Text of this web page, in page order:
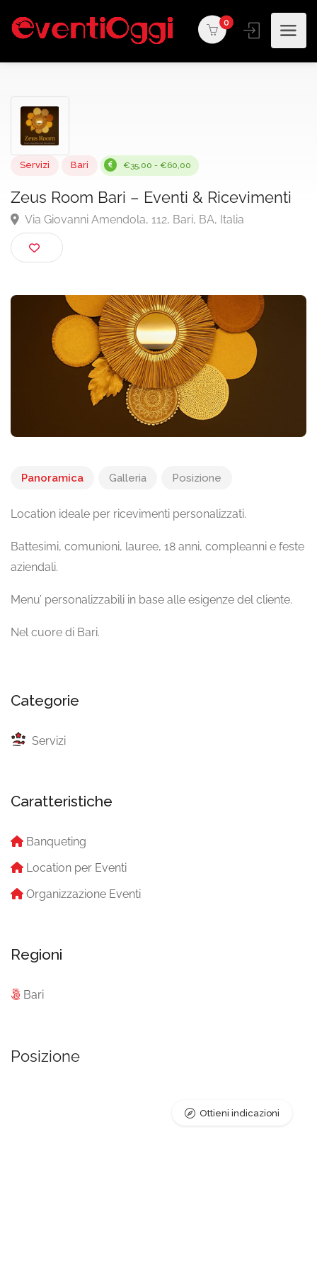
0
€35,00 - €60,00
Zeus Room Bari – Eventi & Ricevimenti
Via Giovanni Amendola, 112, Bari, BA, Italia
Panoramica Galleria Posizione
Location ideale per ricevimenti personalizzati.
Battesimi, comunioni, lauree, 18 anni, compleanni e feste
aziendali.
Menu’ personalizzabili in base alle esigenze del cliente.
Nel cuore di Bari.
Categorie
Servizi
Caratteristiche
Banqueting
Location per Eventi
Organizzazione Eventi
Regioni
Bari
Posizione
Ottieni indicazioni